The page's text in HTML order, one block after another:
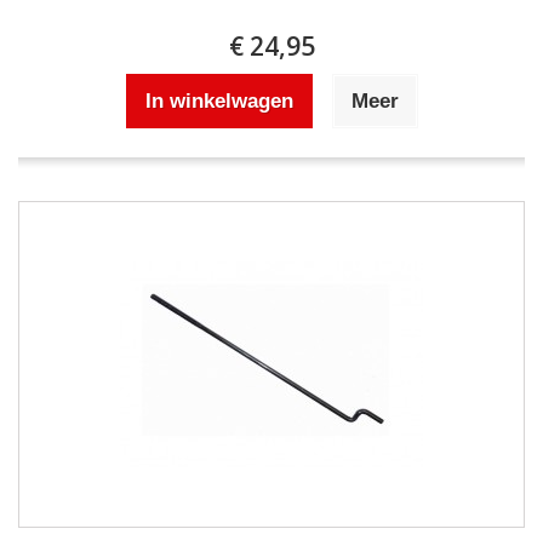
€ 24,95
In winkelwagen Meer